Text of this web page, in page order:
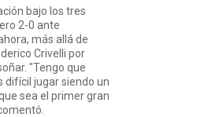
bajo los tres
2-0 ante
más allá de
Crivelli por
"Tengo que
difícil jugar siendo un
sea el primer gran